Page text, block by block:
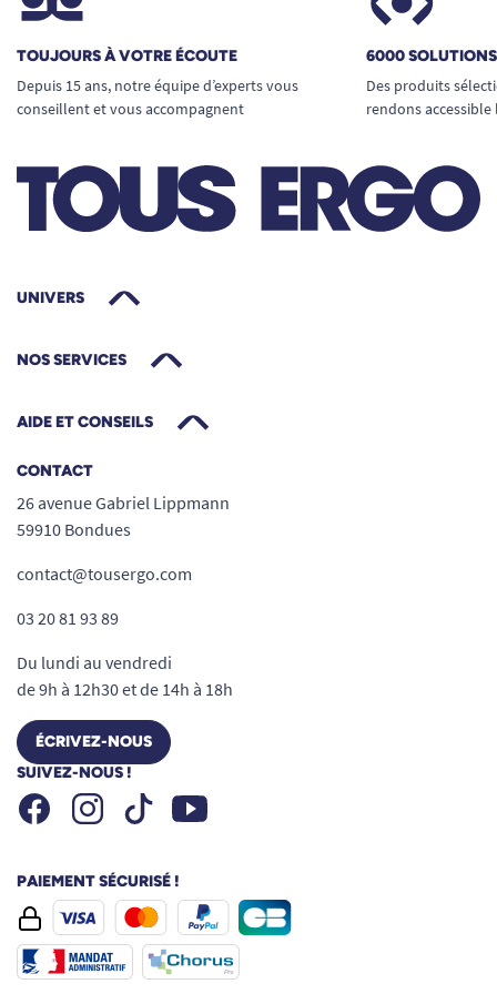
TOUJOURS À VOTRE ÉCOUTE
Depuis 15 ans, notre équipe d’experts vous
conseillent et vous accompagnent
6000
Des produits
rendons
UNIVERS
NOS SERVICES
AIDE ET CONSEILS
CONTACT
26 avenue Gabriel Lippmann
59910 Bondues
contact@tousergo.com
03 20 81 93 89
Du lundi au vendredi
de 9h à 12h30 et de 14h à 18h
ÉCRIVEZ-NOUS
SUIVEZ-NOUS !
FacebookInstagramTiktok Youtube
PAIEMENT SÉCURISÉ !